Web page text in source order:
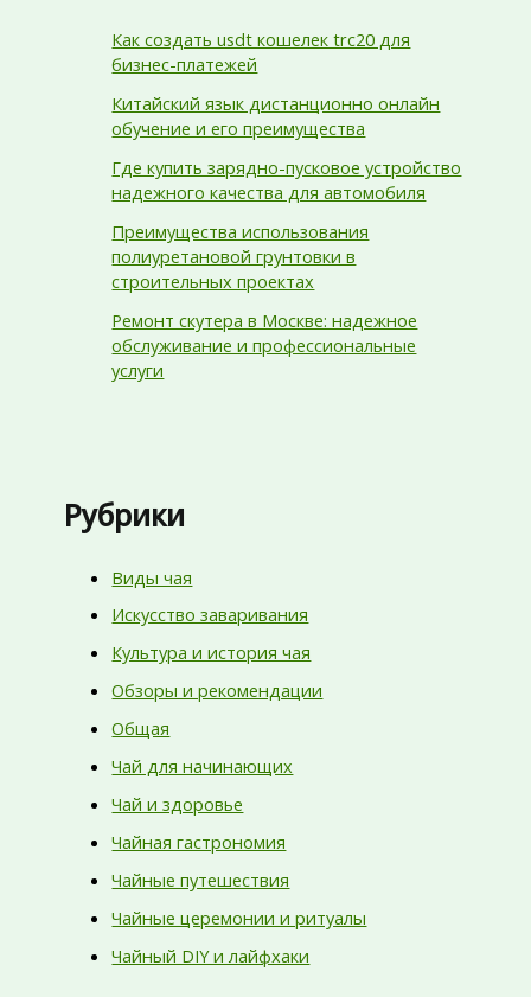
Как создать usdt кошелек trc20 для
бизнес-платежей
Китайский язык дистанционно онлайн
обучение и его преимущества
Где купить зарядно-пусковое устройство
надежного качества для автомобиля
Преимущества использования
полиуретановой грунтовки в
строительных проектах
Ремонт скутера в Москве: надежное
обслуживание и профессиональные
услуги
Рубрики
Виды чая
Искусство заваривания
Культура и история чая
Обзоры и рекомендации
Общая
Чай для начинающих
Чай и здоровье
Чайная гастрономия
Чайные путешествия
Чайные церемонии и ритуалы
Чайный DIY и лайфхаки